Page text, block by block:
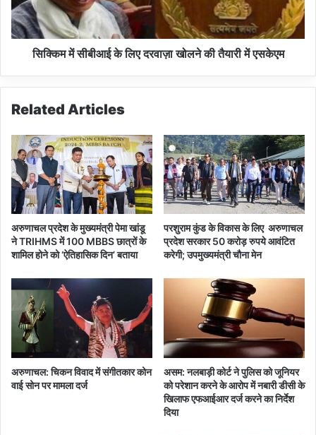
का
अ
नो
हो
वा
य
र
ल
आ
ई
के
वा
खो
ल
ने
की
तै
या
री
में
ए
के
सिक्किम में सीबीआई के लिए दरवाज़ा खोलने की तैयारी में एसकेएम
Related Articles
अरुणाचल प्रदेश के मुख्यमंत्री पेमा खांडू
ने TRIHMS में 100 MBBS छात्रों के
शामिल होने को ‘ऐतिहासिक दिन’ बताया
परशुराम कुंड के विकास के लिए अरुणाचल
प्रदेश सरकार 50 करोड़ रुपये आवंटित
करेगी; उपमुख्यमंत्री चौना मेन
अरुणाचल: चिकन विवाद में संगीतकार कोन
वाई सोन पर मामला दर्ज
असम: नलबाड़ी कोर्ट ने पुलिस को जूनियर
को परेशान करने के आरोप में नबारी डीसी के
खिलाफ एफआईआर दर्ज करने का निर्देश
दिया